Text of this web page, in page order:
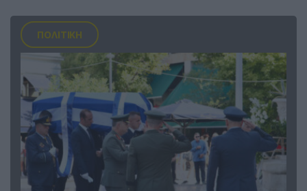
ΠΟΛΙΤΙΚΗ